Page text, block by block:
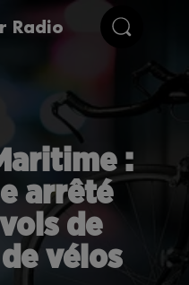
Radio
:
arrêté
de
vélos